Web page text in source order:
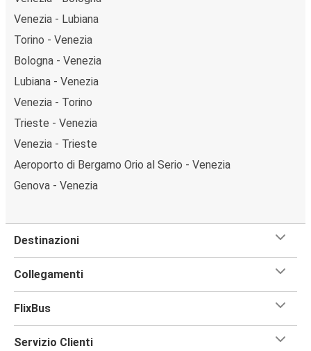
Venezia - Lubiana
Torino - Venezia
Bologna - Venezia
Lubiana - Venezia
Venezia - Torino
Trieste - Venezia
Venezia - Trieste
Aeroporto di Bergamo Orio al Serio - Venezia
Genova - Venezia
Destinazioni
Collegamenti
FlixBus
Servizio Clienti